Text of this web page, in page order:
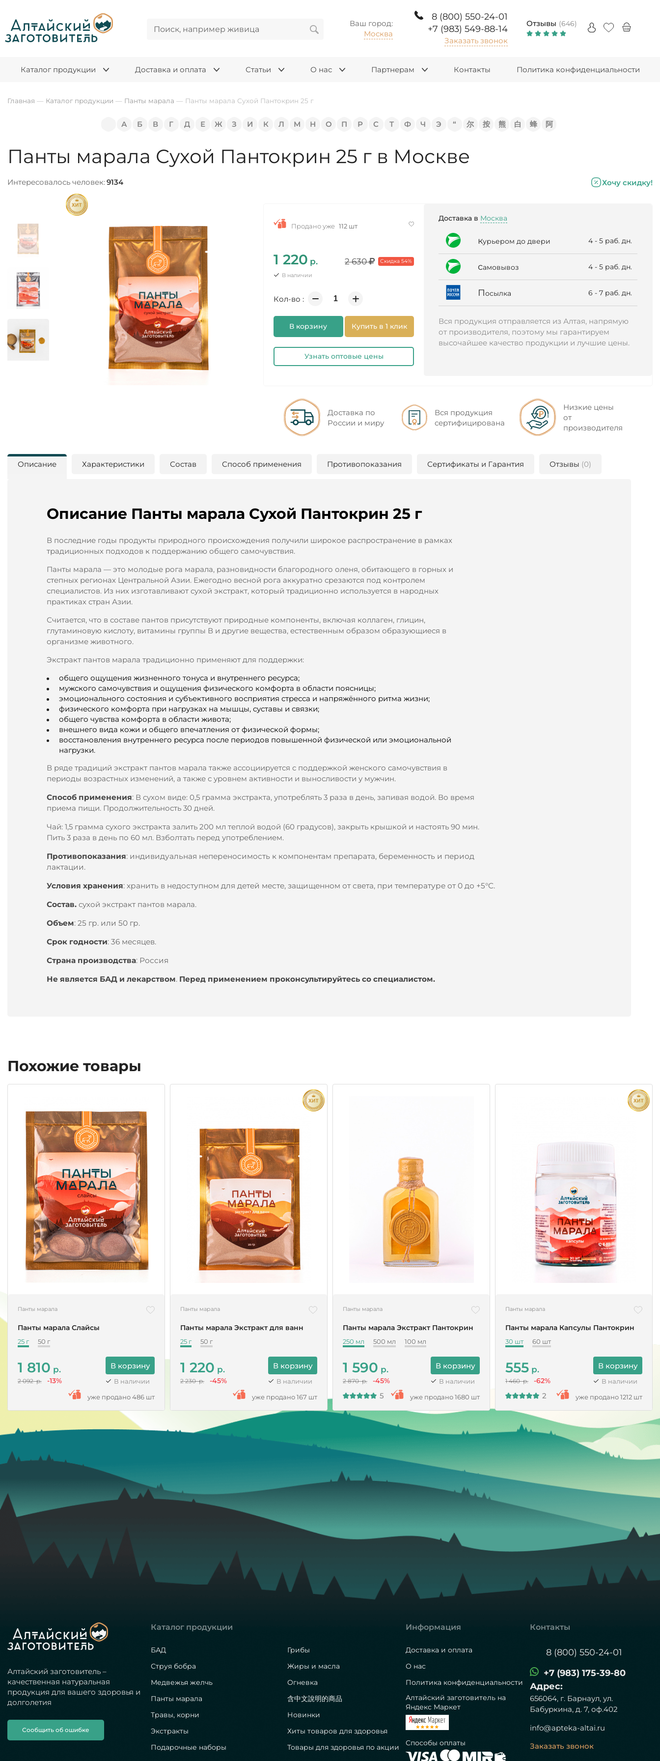
Ваш город:
Москва
8 (800) 550-24-01
+7 (983) 549-88-14
Заказать звонок
Отзывы (646)
Каталог продукции Доставка и оплата Статьи О нас Партнерам Контакты Политика конфиденциальности
Главная — Каталог продукции — Панты марала — Панты марала Сухой Пантокрин 25 г
А Б В Г Д Е Ж З И К Л М Н О П Р С Т Ф Ч Э “ 尔 按 熊 白 蜂 阿
Панты марала Сухой Пантокрин 25 г в Москве
Интересовалось человек:9134 Хочу скидку!
Продано уже 112 шт
1 220 р. 2 630 Скидка 54%
В наличии
Кол-во :
В корзину Купить в 1 клик
Узнать оптовые цены
Доставка в Москва
курьером до двери 4 - 5 раб. дн.
самовывоз 4 - 5 раб. дн.
Посылка 6 - 7 раб. дн.
Вся продукция отправляется из Алтая, напрямую
от производителя, поэтому мы гарантируем
высочайшее качество продукции и лучшие цены.
Доставка по
России и миру
Вся продукция
сертифицирована
Низкие цены
от
производителя
Описание Характеристики Состав Способ применения Противопоказания Сертификаты и Гарантия Отзывы (0)
Описание Панты марала Сухой Пантокрин 25 г
В последние годы продукты природного происхождения получили широкое распространение в рамках
традиционных подходов к поддержанию общего самочувствия.
Панты марала — это молодые рога марала, разновидности благородного оленя, обитающего в горных и
степных регионах Центральной Азии. Ежегодно весной рога аккуратно срезаются под контролем
специалистов. Из них изготавливают сухой экстракт, который традиционно используется в народных
практиках стран Азии.
Считается, что в составе пантов присутствуют природные компоненты, включая коллаген, глицин,
глутаминовую кислоту, витамины группы В и другие вещества, естественным образом образующиеся в
организме животного.
Экстракт пантов марала традиционно применяют для поддержки:
общего ощущения жизненного тонуса и внутреннего ресурса;
мужского самочувствия и ощущения физического комфорта в области поясницы;
эмоционального состояния и субъективного восприятия стресса и напряжённого ритма жизни;
физического комфорта при нагрузках на мышцы, суставы и связки;
общего чувства комфорта в области живота;
внешнего вида кожи и общего впечатления от физической формы;
восстановления внутреннего ресурса после периодов повышенной физической или эмоциональной
нагрузки.
В ряде традиций экстракт пантов марала также ассоциируется с поддержкой женского самочувствия в
периоды возрастных изменений, а также с уровнем активности и выносливости у мужчин.
Способ применения: В сухом виде: 0,5 грамма экстракта, употреблять 3 раза в день, запивая водой. Во время
приема пищи. Продолжительность 30 дней.
Чай: 1,5 грамма сухого экстракта залить 200 мл теплой водой (60 градусов), закрыть крышкой и настоять 90 мин.
Пить 3 раза в день по 60 мл. Взболтать перед употреблением.
Противопоказания: индивидуальная непереносимость к компонентам препарата, беременность и период
лактации.
Условия хранения: хранить в недоступном для детей месте, защищенном от света, при температуре от 0 до +5°С.
Состав. сухой экстракт пантов марала.
Объем: 25 гр. или 50 гр.
Срок годности: 36 месяцев.
Страна производства: Россия
Не является БАД и лекарством. Перед применением проконсультируйтесь со специалистом.
Похожие товары
Панты марала
Панты марала Слайсы
25 г 50 г
1 810р.
2 092 р. -13%
В корзину
В наличии
уже продано 486 шт
Панты марала
Панты марала Экстракт для ванн
25 г 50 г
1 220р.
2 230 р. -45%
В корзину
В наличии
уже продано 167 шт
Панты марала
Панты марала Экстракт Пантокрин
250 мл 500 мл 100 мл
1 590р.
2 870 р. -45%
В корзину
В наличии
5 уже продано 1680 шт
Панты марала
Панты марала Капсулы Пантокрин
30 шт 60 шт
555р.
1 460 р. -62%
В корзину
В наличии
2 уже продано 1212 шт
Алтайский заготовитель –
качественная натуральная
продукция для вашего здоровья и
долголетия
Сообщить об ошибке
Каталог продукции
БАД
Струя бобра
Медвежья желчь
Панты марала
Травы, корни
Экстракты
Подарочные наборы
Грибы
Жиры и масла
Огневка
含中文說明的商品
Новинки
Хиты товаров для здоровья
Товары для здоровья по акции
Информация
Доставка и оплата
О нас
Политика конфиденциальности
Алтайский заготовитель на
Яндекс Маркет
Способы оплаты
Контакты
8 (800) 550-24-01
+7 (983) 175-39-80
Адрес:
656064, г. Барнаул, ул.
Бабуркина, д. 7, оф.402
info@apteka-altai.ru
Заказать звонок